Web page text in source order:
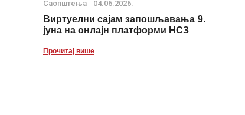
Саопштења 04.06.2026.
Виртуелни сајам запошљавања 9.
јуна на онлајн платформи НСЗ
Прочитај више